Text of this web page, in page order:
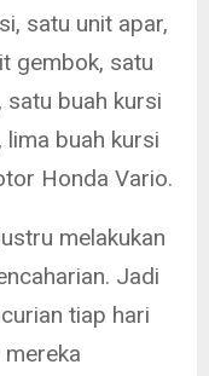
satu unit apar,
gembok, satu
satu buah kursi
lima buah kursi
Honda Vario.
melakukan
Jadi
tiap hari